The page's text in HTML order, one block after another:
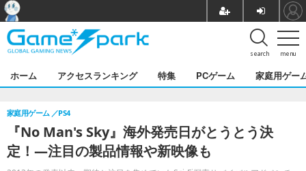
menu
search
ホーム アクセスランキング 特集 PCゲーム 家庭用ゲー
『No Man's Sky』海外発売日がとうとう決
定！―注目の製品情報や新映像も
家庭用ゲーム PS4